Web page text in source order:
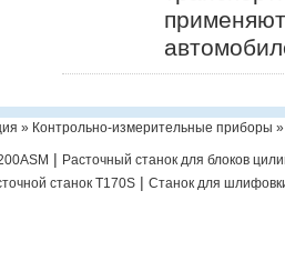
» Контрольно-измерительные приборы
| Расточный станок для блоков
станок T170S | Станок для